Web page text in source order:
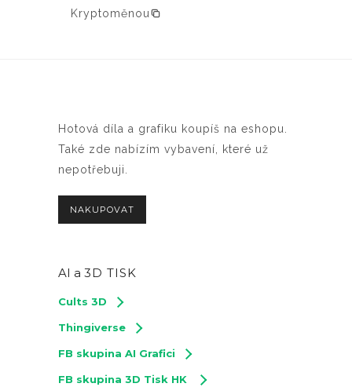
Kryptoměnou
Hotová díla a grafiku koupíš na eshopu.
Také zde nabízím vybavení, které už
nepotřebuji.
NAKUPOVAT
AI a 3D TISK
Cults 3D
Thingiverse
FB skupina AI Grafici
FB skupina 3D Tisk HK